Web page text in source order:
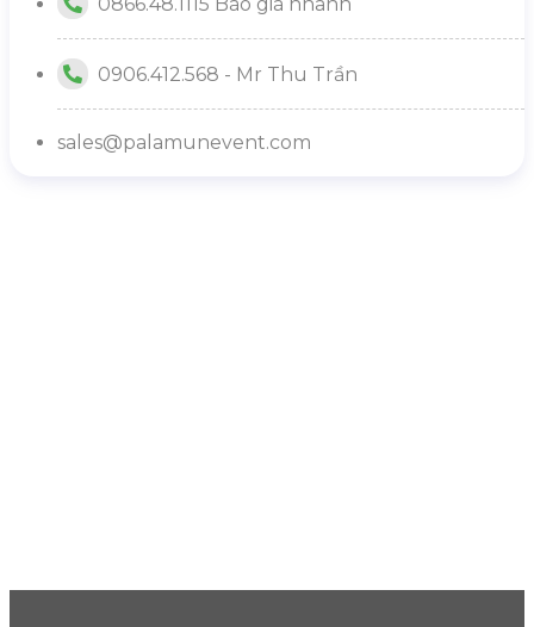
0906.412.568 - Mr Thu Trần
sales@palamunevent.com